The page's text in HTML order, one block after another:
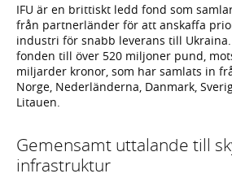
IFU är en brittiskt ledd fond som
från partnerländer för att anskaffa
industri för snabb leverans till
fonden till över 520 miljoner pund,
miljarder kronor, som har samlats in
Norge, Nederländerna, Danmark,
Litauen.
Gemensamt uttalande till
infrastruktur